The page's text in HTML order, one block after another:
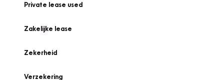
Private lease used
Zakelijke lease
Zekerheid
Verzekering